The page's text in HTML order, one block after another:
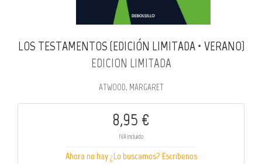
LOS TESTAMENTOS (EDICIÓN LIMITADA · VERANO)
EDICION LIMITADA
ATWOOD, MARGARET
8,95 €
IVA incluido
Ahora no hay ¿Lo buscamos? Escribenos